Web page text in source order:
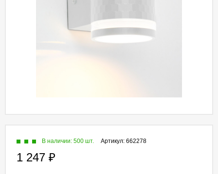
Артикул: 662278
В наличии: 500 шт.
1 247 ₽